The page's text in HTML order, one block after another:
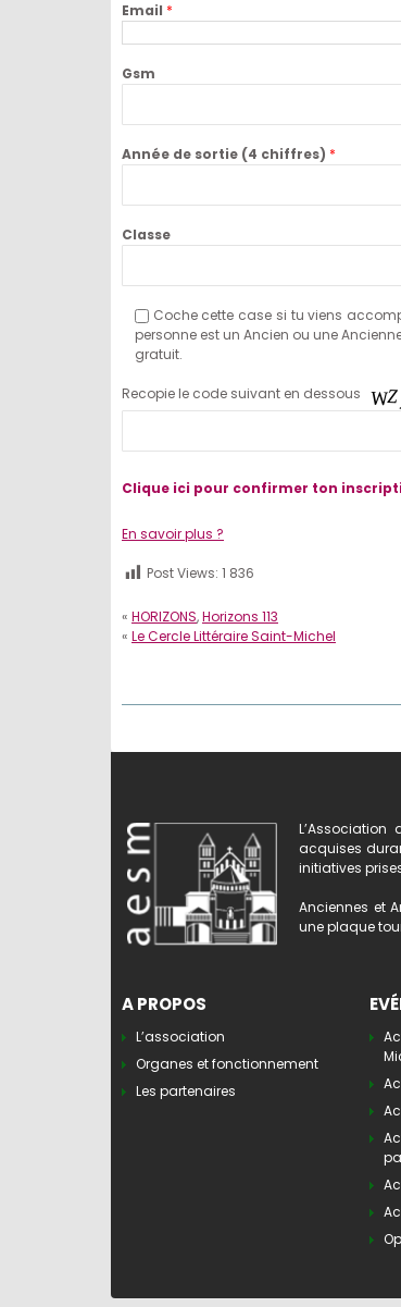
Email *
Gsm
Année de sortie (4 chiffres) *
Classe
Coche cette case si tu viens
personne est un Ancien ou une
gratuit.
Recopie le code suivant en dessous
En savoir plus ?
Post Views: 1 836
« HORIZONS,Horizons 113
« Le Cercle Littéraire Saint-Michel
acquises
initiatives
Anciennes et
une plaque
A PROPOS
L’association
Organes et fonctionnement
Les partenaires